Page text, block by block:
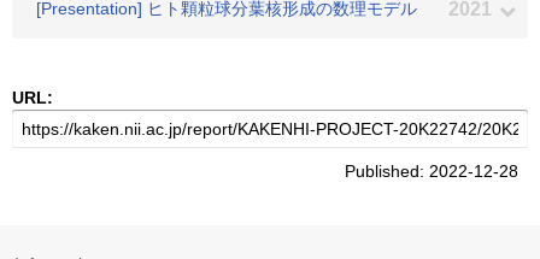
[Presentation] ヒト顆粒球分葉核形成の数理モデル 2021
URL:
Published: 2022-12-28